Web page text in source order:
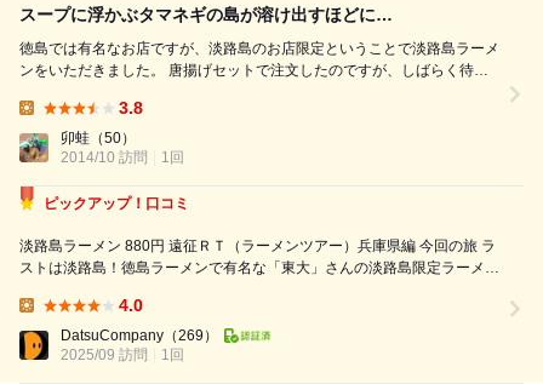
スープに浮かぶタマネギの島が溶け出すほどに…
徳島では有名なお店ですが、淡路島のお店限定ということで淡路島ラーメ
ンをいただきました。 唐揚げセットで注文したのですが、しばらく待っ
見ると、やはり普通の徳島ラーメンのようです。 店員さんにその旨申し
出ると、恐縮してすぐに新しく作り直してくれました。 写真のチャーシ
ューは、お詫びと言うことで通常のものよりも若干多めに入って...
3.8
卯蛙 （50）
2014/10 訪問
1回
ピックアップ！口コミ
淡路島ラーメン 880円 遠征ＲＴ（ラーメンツアー）兵庫県編 今回の旅 ラ
ストは淡路島！徳島ラーメンで有名な「東大」さんの淡路島限定ラーメン
はセルフサービスです スープは豚骨ベースの醤油味！淡路島産タマネギ
の...
4.0
DatsuCompany （269）
2025/09 訪問
1回